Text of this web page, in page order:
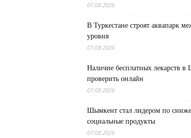
07.08.2026
В Туркестане строят аквапарк
уровня
07.08.2026
Наличие бесплатных лекарств
проверить онлайн
07.08.2026
Шымкент стал лидером по
социальные продукты
07.08.2026